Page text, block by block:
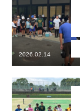
2026.02.14